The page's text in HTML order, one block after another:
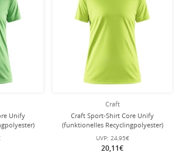
Unify
Craft
Craft Sport-Shirt Core Unify
(funktionelles Recyclingpolyester)
limegrün Damen
UVP: 24,95€
20,11€